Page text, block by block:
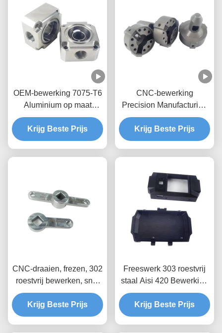
OEM-bewerking 7075-T6
Aluminium op maat
Bewerking 5052
Aluminium
Krijg Beste Prijs
CNC-bewerking
Precision Manufacturing
Prototype Bewerking En
Ontwerp
Krijg Beste Prijs
CNC-draaien, frezen, 302
roestvrij bewerken, snel
prototyperen, bewerken
Krijg Beste Prijs
Freeswerk 303 roestvrij
staal Aisi 420 Bewerking
Prototype Bewerking
Krijg Beste Prijs